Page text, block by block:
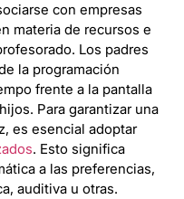
con empresas
materia de recursos e
Los padres
la programación
frente a la pantalla
Para garantizar una
es esencial adoptar
. Esto significa
a las preferencias,
auditiva u otras.